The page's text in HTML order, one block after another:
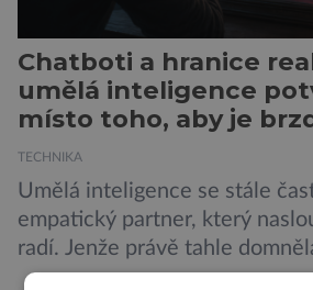
Chatboti a hranice
umělá inteligence
místo toho, aby je
TECHNIKA
Umělá inteligence se stále
empatický partner, který
radí. Jenže právě tahle
svou temnou stránku… Nová